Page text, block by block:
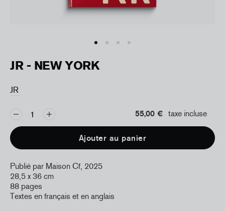
JR - NEW YORK
JR
55,00 € taxe incluse
Ajouter au panier
Publié par Maison Cf, 2025
28,5 x 36 cm
88 pages
Textes en français et en anglais